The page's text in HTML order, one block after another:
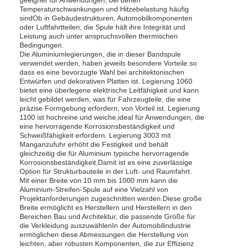
Werksbesichtigung
Qualitätskontrolle
Kontakt
Nachrichten
Fälle
Angebot anfordern
Aluminiumfolienrolle
Temperaturschwankungen und Hitzebelastung häufig
sindOb in Gebäudestrukturen, Automobilkomponenten
oder Luftfahrtteilen, die Spule hält ihre Integrität und
Leistung auch unter anspruchsvollen thermischen
Bedingungen.
Die Aluminiumlegierungen, die in dieser Bandspule
verwendet werden, haben jeweils besondere Vorteile.so
dass es eine bevorzugte Wahl bei architektonischen
Entwürfen und dekorativen Platten ist. Legierung 1060
bietet eine überlegene elektrische Leitfähigkeit und kann
leicht gebildet werden, was für Fahrzeugteile, die eine
präzise Formgebung erfordern, von Vorteil ist. Legierung
1100 ist hochreine und weiche,ideal für Anwendungen, die
eine hervorragende Korrosionsbeständigkeit und
Schweißfähigkeit erfordern. Legierung 3003 mit
Manganzufuhr erhöht die Festigkeit und behält
gleichzeitig die für Aluminium typische hervorragende
Korrosionsbeständigkeit,Damit ist es eine zuverlässige
Option für Strukturbauteile in der Luft- und Raumfahrt.
Mit einer Breite von 10 mm bis 1000 mm kann die
Aluminium-Streifen-Spule auf eine Vielzahl von
Projektanforderungen zugeschnitten werden.Diese große
Breite ermöglicht es Herstellern und Herstellern in den
Bereichen Bau und Architektur, die passende Größe für
die Verkleidung auszuwählenIn der Automobilindustrie
ermöglichen diese Abmessungen die Herstellung von
leichten, aber robusten Komponenten, die zur Effizienz